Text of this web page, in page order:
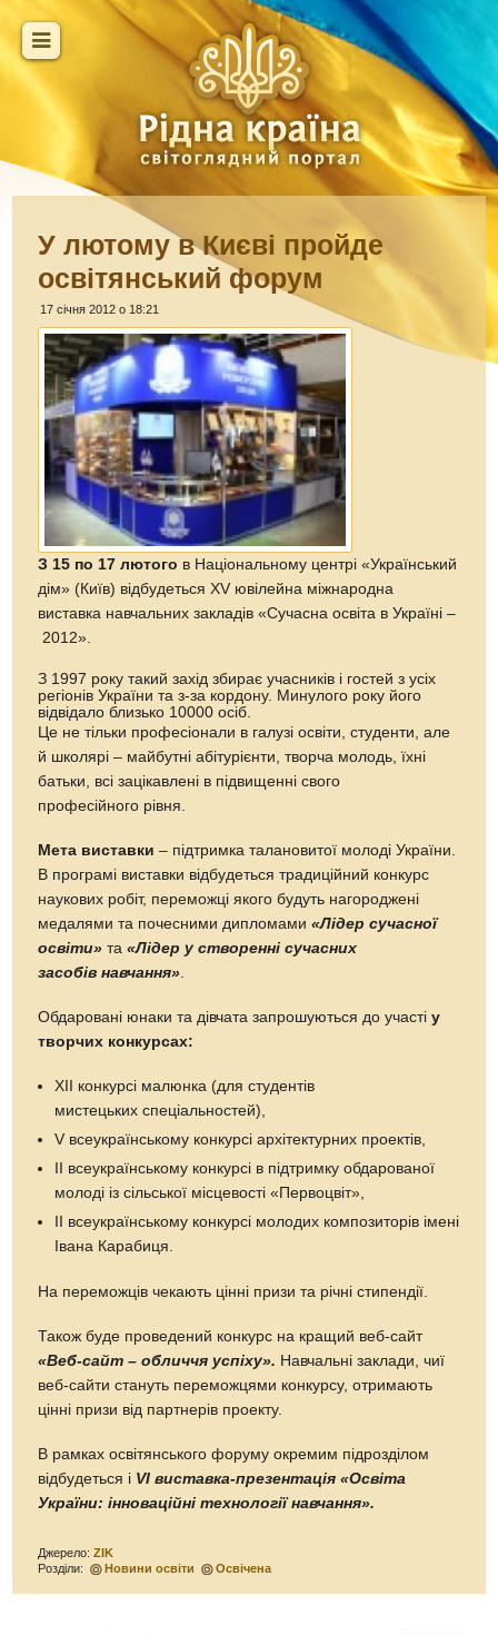
У лютому в Києві пройде
освітянський форум
17 січня 2012 о 18:21
З 15 по 17 лютого в Національному центрі «Український
дім» (Київ) відбудеться XV ювілейна міжнародна
виставка навчальних закладів «Сучасна освіта в Україні –
2012».
З 1997 року такий захід збирає учасників і гостей з усіх
регіонів України та з-за кордону. Минулого року його
відвідало близько 10000 осіб.
Це не тільки професіонали в галузі освіти, студенти, але
й школярі – майбутні абітурієнти, творча молодь, їхні
батьки, всі зацікавлені в підвищенні свого
професійного рівня.
Мета виставки – підтримка талановитої молоді України.
В програмі виставки відбудеться традиційний конкурс
наукових робіт, переможці якого будуть нагороджені
медалями та почесними дипломами«Лідер сучасної
освіти» та«Лідер у створенні сучасних
засобів навчання»
Обдаровані юнаки та дівчата запрошуються до участіу
творчих конкурсах:
XII конкурсі малюнка (для студентів
мистецьких спеціальностей),
V всеукраїнському конкурсі архітектурних проектів,
II всеукраїнському конкурсі в підтримку обдарованої
молоді із сільської місцевості «Первоцвіт»,
II всеукраїнському конкурсі молодих композиторів імені
Івана Карабиця.
На переможців чекають цінні призи та річні стипендії.
Також буде проведений конкурс на кращий веб-сайт
«Веб-сайт – обличчя успіху». Навчальні заклади, чиї
веб-сайти стануть переможцями конкурсу, отримають
цінні призи від партнерів проекту.
В рамках освітянського форуму окремим підрозділом
відбудеться і VI виставка-презентація «Освіта
України: інноваційні технології навчання».
Джерело:ZIK
Розділи:
Новини освіти Освічена